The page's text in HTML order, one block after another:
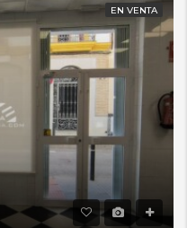
EN VENTA